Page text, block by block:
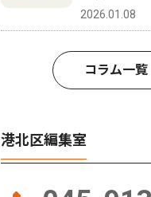
2026.01.08
コラム一覧
港北区編集室